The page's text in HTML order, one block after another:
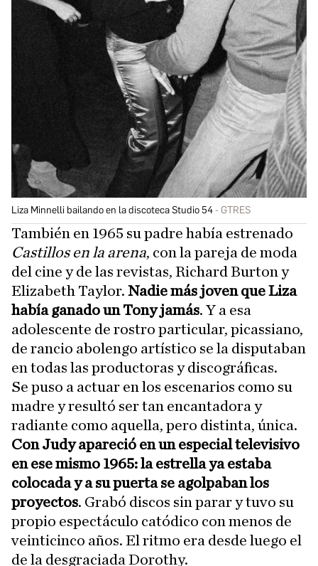
Liza Minnelli bailando en la discoteca Studio 54 GTRES
También en 1965 su padre había estrenado
Castillos en la arena, con la pareja de moda
del cine y de las revistas, Richard Burton y
Elizabeth Taylor. Nadie más joven que Liza
había ganado un Tony jamás. Y a esa
adolescente de rostro particular, picassiano,
de rancio abolengo artístico se la disputaban
en todas las productoras y discográficas.
Se puso a actuar en los escenarios como su
madre y resultó ser tan encantadora y
radiante como aquella, pero distinta, única.
Con Judy apareció en un especial televisivo
en ese mismo 1965: la estrella ya estaba
colocada y a su puerta se agolpaban los
proyectos. Grabó discos sin parar y tuvo su
propio espectáculo catódico con menos de
veinticinco años. El ritmo era desde luego el
de la desgraciada Dorothy.